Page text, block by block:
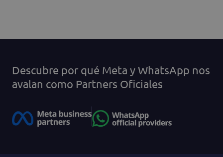
Descubre por qué Meta y WhatsApp nos
avalan como Partners Oficiales